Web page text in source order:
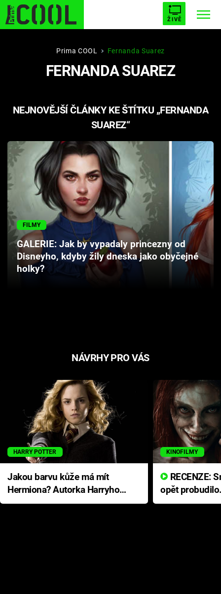
ŽIVĚ
STARHOUSE BUFFY, PŘEMOŽITELKA UPÍRŮ
PLNEJ KOTEL AVENGERS 5
Filmy
Seriály
Hry
Cool Esport
Pořady
Prima COOL Fernanda Suarez
FERNANDA SUAREZ
NEJNOVĚJŠÍ ČLÁNKY KE ŠTÍTKU „FERNANDA
SUAREZ“
FILMY
GALERIE: Jak by vypadaly princezny od
Disneyho, kdyby žily dneska jako obyčejné
holky?
NÁVRHY PRO VÁS
HARRY POTTER
Jakou barvu kůže má mít
Hermiona? Autorka Harryho
Pottera přišla s ráznou
KINOFILMY
opět
přichází s